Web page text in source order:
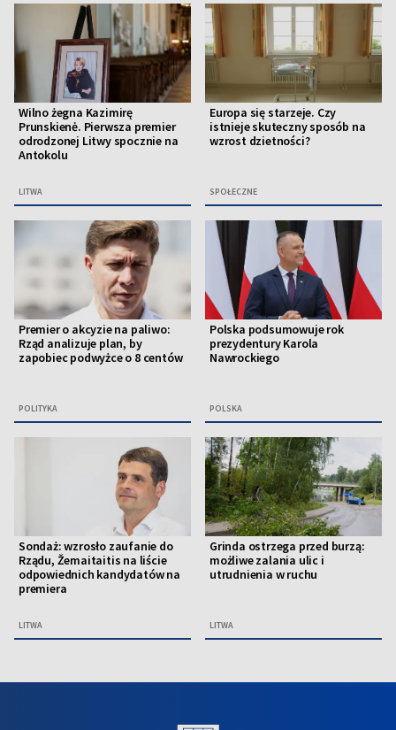
Wilno żegna Kazimirę
Prunskienė. Pierwsza premier
odrodzonej Litwy spocznie na
Antokolu
LITWA
Europa się starzeje. Czy
istnieje skuteczny sposób na
wzrost dzietności?
SPOŁECZNE
Premier o akcyzie na paliwo:
Rząd analizuje plan, by
zapobiec podwyżce o 8 centów
POLITYKA
Polska podsumowuje rok
prezydentury Karola
Nawrockiego
POLSKA
Sondaż: wzrosło zaufanie do
Rządu, Žemaitaitis na liście
odpowiednich kandydatów na
premiera
LITWA
Grinda ostrzega przed burzą:
możliwe zalania ulic i
utrudnienia w ruchu
LITWA